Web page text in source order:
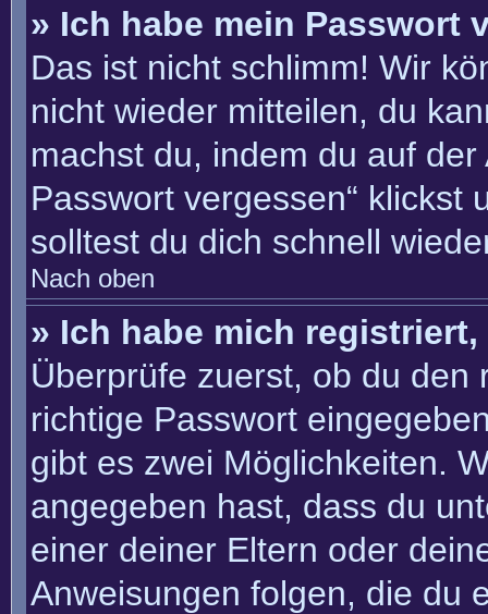
» Ich habe mein Passwort
Das ist nicht schlimm! Wir
nicht wieder mitteilen, du
machst du, indem du auf
Passwort vergessen“ klickst
solltest du dich schnell
Nach oben
» Ich habe mich
Überprüfe zuerst, ob du den
richtige Passwort
gibt es zwei Möglichkeiten.
angegeben hast, dass du
einer deiner Eltern oder
Anweisungen folgen, die du